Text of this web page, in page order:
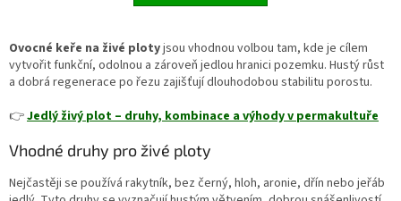
Ovocné keře na živé plotyjsou vhodnou volbou tam, kde je cílem
vytvořit funkční, odolnou a zároveň jedlou hranici pozemku. Hustý růst
a dobrá regenerace po řezu zajišťují dlouhodobou stabilitu porostu.
👉Jedlý živý plot – druhy, kombinace a výhody v permakultuře
Vhodné druhy pro živé ploty
Nejčastěji se používá rakytník, bez černý, hloh, aronie, dřín nebo jeřáb